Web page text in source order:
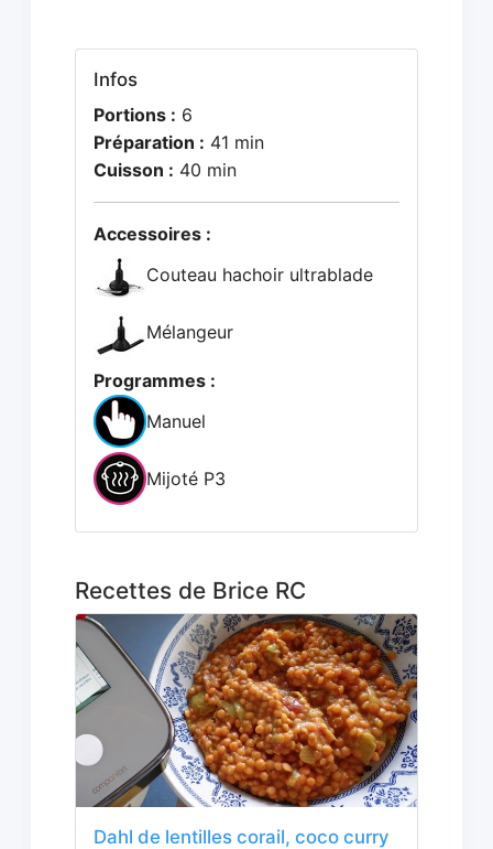
Infos
Portions : 6
Préparation : 41 min
Cuisson : 40 min
Accessoires :
Couteau hachoir ultrablade
Mélangeur
Programmes :
Manuel
Mijoté P3
Recettes de Brice RC
Dahl de lentilles corail, coco curry